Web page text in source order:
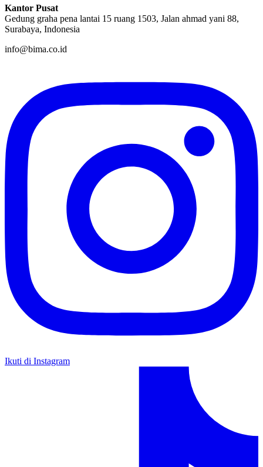
Kantor Pusat
Gedung graha pena lantai 15 ruang 1503, Jalan ahmad yani 88,
Surabaya, Indonesia
info@bima.co.id
Ikuti di Instagram